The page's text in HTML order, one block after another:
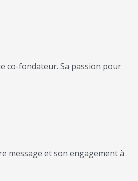
co-fondateur. Sa passion pour
message et son engagement à